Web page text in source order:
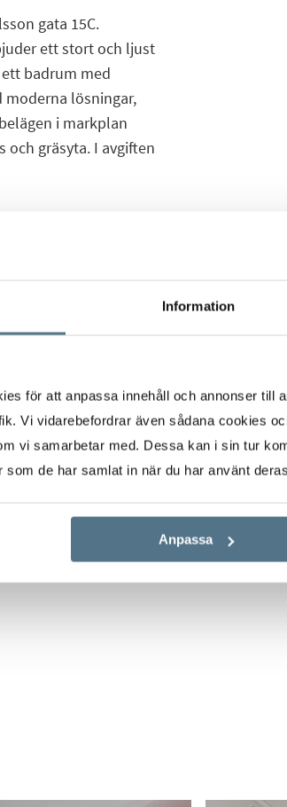
Information
för att anpassa innehåll och annonser till
Vi vidarebefordrar även sådana cookies
vi samarbetar med. Dessa kan i sin tur
som de har samlat in när du har använt
Anpassa
gata 15C.
ett stort och ljust
badrum med
lösningar,
i markplan
gräsyta. I avgiften
garderob för
ligger badrummet
Vidare in i
och en välutrustad
skapar
kök i anslutning till
varsin sida av
är
rummen ger plats åt
når ni även den
lugna och njutbara
kan ni njuta av